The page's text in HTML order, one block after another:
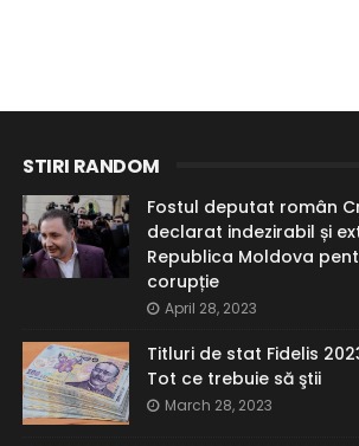
STIRI RANDOM
Fostul deputat român
declarat indezirabil și
Republica Moldova
corupție
April 28, 2023
Titluri de stat Fidelis
Tot ce trebuie să ştii
March 28, 2023